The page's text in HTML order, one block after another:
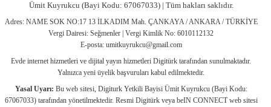
Ümit Kuyrukcu (Bayi Kodu: 67067033) | Tüm hakları saklıdır.
Adres: NAME SOK NO:17 13 İLKADIM Mah. ÇANKAYA / ANKARA / TÜRKİYE
Vergi Dairesi: Seğmenler | Vergi Kimlik No: 6010112132
E-posta: umitkuyrukcu@gmail.com
Evde internet hizmetleri ve dijital yayın hizmetleri Digitürk tarafından sunulmaktadır.
Yalnızca yeni üyelik başvuruları kabul edilmektedir.
Yasal Uyarı: Bu web sitesi, Digiturk Yetkili Bayisi Ümit Kuyrukcu (Bayi Kodu:
67067033) tarafından yönetilmektedir. Resmi Digitürk veya beIN CONNECT web sitesi